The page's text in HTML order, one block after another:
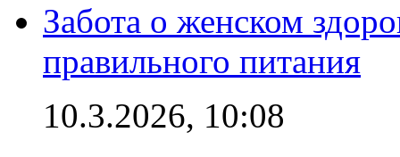
Забота о женском
правильного питания
10.3.2026, 10:08